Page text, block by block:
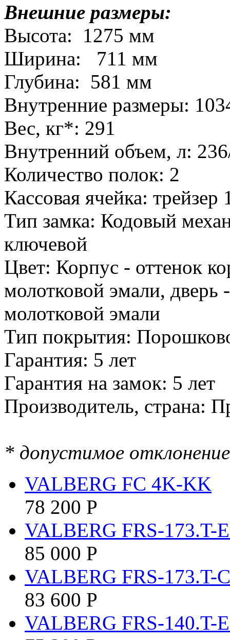
Внешние размеры:
Высота: 1275 мм
Ширина: 711 мм
Глубина: 581 мм
Внутренние размеры:
Вес, кг*: 291
Внутренний объем, л:
Количество полок: 2
Кассовая ячейка:
Тип замка: Кодовый
ключевой
Цвет: Корпус - оттенок
молотковой эмали, дверь
молотковой эмали
Тип покрытия:
Гарантия: 5 лет
Гарантия на замок: 5 лет
Производитель, страна:
* допустимое
VALBERG FC 4K-KK
78 200 Р
VALBERG FRS-173.T-
85 000 Р
VALBERG FRS-173.T-
83 600 Р
VALBERG FRS-140.T-